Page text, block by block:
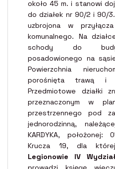
około 45 m. i stanowi
do działek nr 90/2 i 90/
uzbrojona w
komunalnego. Na
schody do
posadowionego na
Powierzchnia
porośnięta trawą i
Przedmiotowe działki
przeznaczonym w
przestrzennego pod
jednorodzinną,
KARDYKA, położonej:
Krucza 19, dla
Legionowie IV